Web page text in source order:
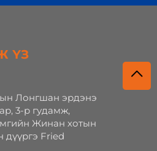
ҮЗ
Лонгшан эрдэнэ
3-р гудамж,
Жинан хотын
дүүргэ Fried